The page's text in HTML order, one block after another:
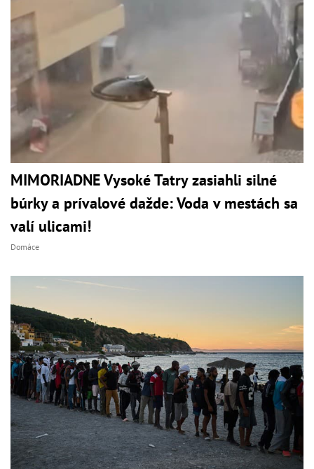
MIMORIADNE Vysoké Tatry zasiahli silné
búrky a prívalové dažde: Voda v mestách sa
valí ulicami!
Domáce